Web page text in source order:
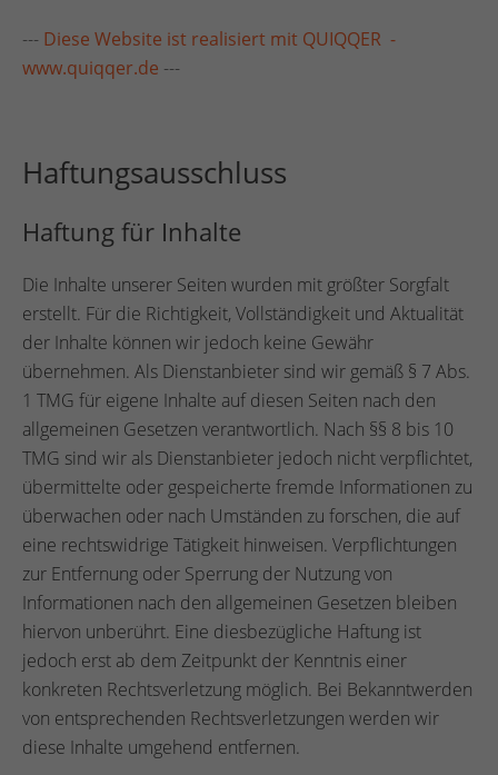
--- Diese Website ist realisiert mit QUIQQER -
www.quiqqer.de ---
Haftungsausschluss
Haftung für Inhalte
Die Inhalte unserer Seiten wurden mit größter Sorgfalt
erstellt. Für die Richtigkeit, Vollständigkeit und Aktualität
der Inhalte können wir jedoch keine Gewähr
übernehmen. Als Dienstanbieter sind wir gemäß § 7 Abs.
1 TMG für eigene Inhalte auf diesen Seiten nach den
allgemeinen Gesetzen verantwortlich. Nach §§ 8 bis 10
TMG sind wir als Dienstanbieter jedoch nicht verpflichtet,
übermittelte oder gespeicherte fremde Informationen zu
überwachen oder nach Umständen zu forschen, die auf
eine rechtswidrige Tätigkeit hinweisen. Verpflichtungen
zur Entfernung oder Sperrung der Nutzung von
Informationen nach den allgemeinen Gesetzen bleiben
hiervon unberührt. Eine diesbezügliche Haftung ist
jedoch erst ab dem Zeitpunkt der Kenntnis einer
konkreten Rechtsverletzung möglich. Bei Bekanntwerden
von entsprechenden Rechtsverletzungen werden wir
diese Inhalte umgehend entfernen.